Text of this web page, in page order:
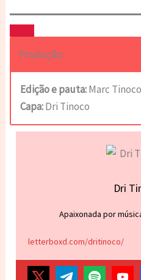
Produção:
Edição e pauta:Marc Tinoco
Capa:Dri Tinoco
Dri
Apaixonada por
letterboxd.com/dritinoco/